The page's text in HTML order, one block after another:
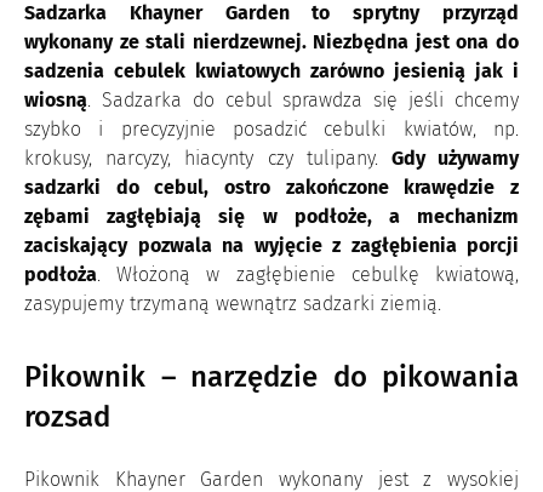
Sadzarka Khayner Garden to sprytny przyrząd
wykonany ze stali nierdzewnej. Niezbędna jest ona do
sadzenia cebulek kwiatowych zarówno jesienią jak i
wiosną. Sadzarka do cebul sprawdza się jeśli chcemy
szybko i precyzyjnie posadzić cebulki kwiatów, np.
krokusy, narcyzy, hiacynty czy tulipany. Gdy używamy
sadzarki do cebul, ostro zakończone krawędzie z
zębami zagłębiają się w podłoże, a mechanizm
zaciskający pozwala na wyjęcie z zagłębienia porcji
podłoża. Włożoną w zagłębienie cebulkę kwiatową,
zasypujemy trzymaną wewnątrz sadzarki ziemią.
Pikownik – narzędzie do pikowania
rozsad
Pikownik Khayner Garden wykonany jest z wysokiej